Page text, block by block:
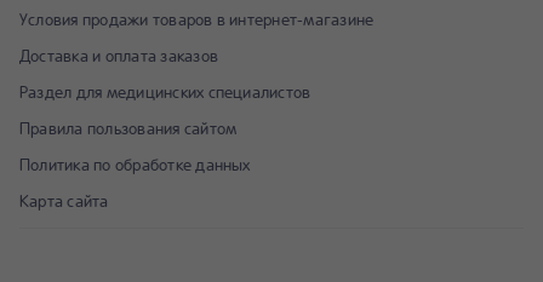
Условия продажи товаров в интернет-магазине
Доставка и оплата заказов
Раздел для медицинских специалистов
Правила пользования сайтом
Политика по обработке данных
Карта сайта